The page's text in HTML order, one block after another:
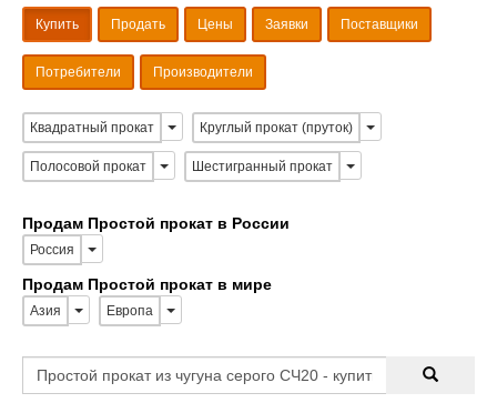
Купить Продать Цены Заявки Поставщики
Потребители Производители
Квадратный прокат Круглый прокат (пруток)
Полосовой прокат Шестигранный прокат
Продам Простой прокат в России
Россия
Продам Простой прокат в мире
Азия Европа